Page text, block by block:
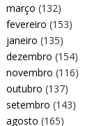
março (132)
fevereiro (153)
janeiro (135)
dezembro (154)
novembro (116)
outubro (137)
setembro (143)
agosto (165)